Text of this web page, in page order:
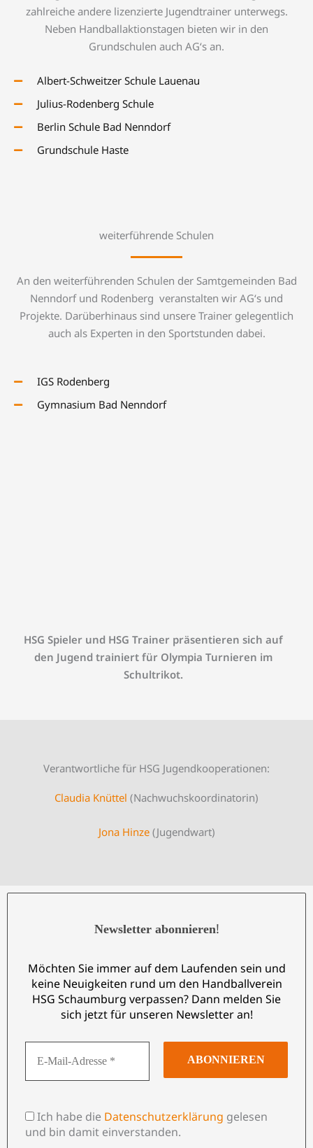
zahlreiche andere lizenzierte Jugendtrainer unterwegs.
Neben Handballaktionstagen bieten wir in den
Grundschulen auch AG‘s an.
Albert-Schweitzer Schule Lauenau
Julius-Rodenberg Schule
Berlin Schule Bad Nenndorf
Grundschule Haste
weiterführende Schulen
An den weiterführenden Schulen der Samtgemeinden Bad
Nenndorf und Rodenberg veranstalten wir AG‘s und
Projekte. Darüberhinaus sind unsere Trainer gelegentlich
auch als Experten in den Sportstunden dabei.
IGS Rodenberg
Gymnasium Bad Nenndorf
HSG Spieler und HSG Trainer präsentieren sich auf
den Jugend trainiert für Olympia Turnieren im
Schultrikot.
Verantwortliche für HSG Jugendkooperationen:
Claudia Knüttel (Nachwuchskoordinatorin)
Jona Hinze(Jugendwart)
Newsletter abonnieren!
Möchten Sie immer auf dem Laufenden sein und
keine Neuigkeiten rund um den Handballverein
HSG Schaumburg verpassen? Dann melden Sie
sich jetzt für unseren Newsletter an!
Ich habe die Datenschutzerklärung gelesen
und bin damit einverstanden.